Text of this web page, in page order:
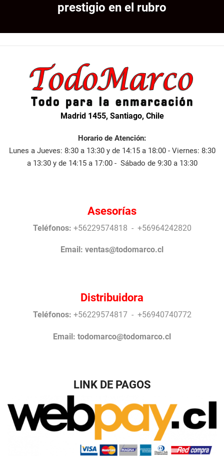
prestigio en el rubro
Madrid 1455, Santiago, Chile
Horario de Atención:
Lunes a Jueves: 8:30 a 13:30 y de 14:15 a 18:00 - Viernes: 8:30
a 13:30 y de 14:15 a 17:00 - Sábado de 9:30 a 13:30
Asesorías
Teléfonos: +56229574818 - +56964242820
Email: ventas@todomarco.cl
Distribuidora
Teléfonos: +56229574817 - +56940740772
Email: todomarco@todomarco.cl
LINK DE PAGOS